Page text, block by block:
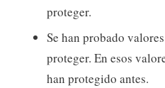
proteger.
Se han probado
proteger. En esos
han protegido antes.